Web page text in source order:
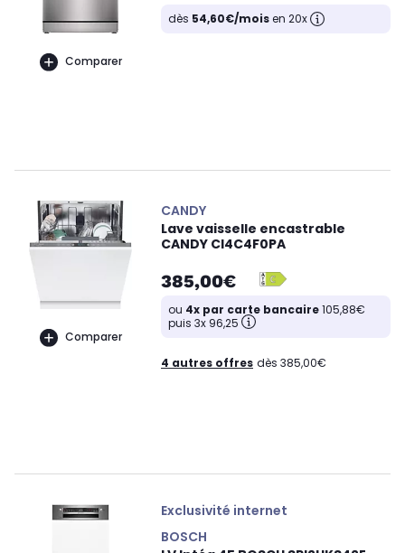
Comparer
dès 54,60€/moisen 20x
Comparer
CANDY
Lave vaisselle encastrable
CANDY CI4C4F0PA
385,00€
ou 4x par carte bancaire105,88€
puis 3x 96,25
4 autres offres dès 385,00€
Exclusivité internet
BOSCH